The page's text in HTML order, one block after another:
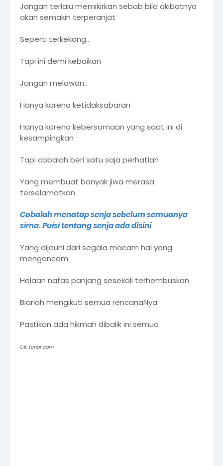
Jangan terlalu memikirkan sebab bila akibatnya
akan semakin terperanjat
Seperti terkekang..
Tapi ini demi kebaikan
Jangan melawan..
Hanya karena ketidaksabaran
Hanya karena kebersamaan yang saat ini di
kesampingkan
Tapi cobalah beri satu saja perhatian
Yang membuat banyak jiwa merasa
terselamatkan
Cobalah menatap senja sebelum semuanya
sirna. Puisi tentang senja ada disini
Yang dijauhi dari segala macam hal yang
mengancam
Helaan nafas panjang sesekali terhembuskan
Biarlah mengikuti semua rencanaNya
Pastikan ada hikmah dibalik ini semua
Gif: tenor.com